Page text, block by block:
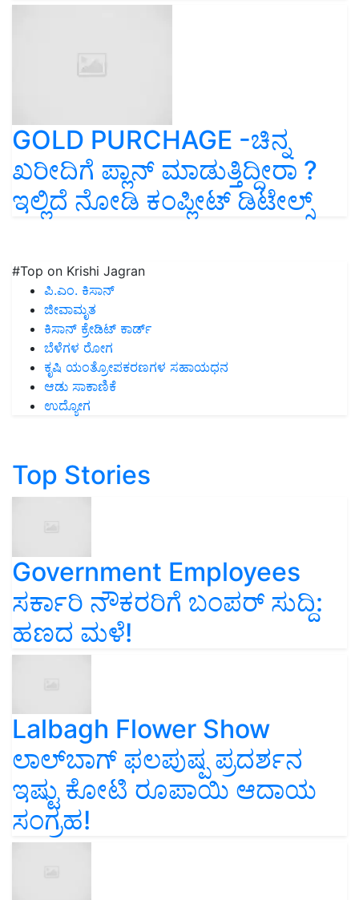
GOLD PURCHAGE -ಚಿನ್ನ
ಖರೀದಿಗೆ ಪ್ಲಾನ್ ಮಾಡುತ್ತಿದ್ದೀರಾ ?
ಇಲ್ಲಿದೆ ನೋಡಿ ಕಂಪ್ಲೀಟ್ ಡಿಟೇಲ್ಸ್
#Top on Krishi Jagran
ಪಿ.ಎಂ. ಕಿಸಾನ್
ಜೀವಾಮೃತ
ಕಿಸಾನ್ ಕ್ರೇಡಿಟ್ ಕಾರ್ಡ್
ಬೆಳೆಗಳ ರೋಗ
ಕೃಷಿ ಯಂತ್ರೋಪಕರಣಗಳ ಸಹಾಯಧನ
ಆಡು ಸಾಕಾಣಿಕೆ
ಉದ್ಯೋಗ
Top Stories
Government Employees
ಸರ್ಕಾರಿ ನೌಕರರಿಗೆ ಬಂಪರ್‌ ಸುದ್ದಿ:
ಹಣದ ಮಳೆ!
Lalbagh Flower Show
ಲಾಲ್‌ಬಾಗ್ ಫಲಪುಷ್ಪ ಪ್ರದರ್ಶನ
ಇಷ್ಟು ಕೋಟಿ ರೂಪಾಯಿ ಆದಾಯ
ಸಂಗ್ರಹ!